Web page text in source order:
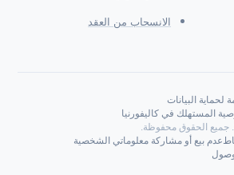
الانسحاب من العقد
لحماية البيانات
المستهلك في كاليفورنيا
عدم بيع أو مشاركة معلوماتي الشخصية